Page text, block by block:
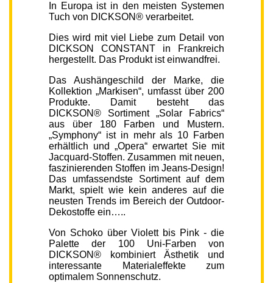
In Europa ist in den meisten Systemen
Tuch von DICKSON® verarbeitet.
Dies wird mit viel Liebe zum Detail von
DICKSON CONSTANT in Frankreich
hergestellt. Das Produkt ist einwandfrei.
Das Aushängeschild der Marke, die
Kollektion „Markisen“, umfasst über 200
Produkte. Damit besteht das
DICKSON® Sortiment „Solar Fabrics“
aus über 180 Farben und Mustern.
„Symphony“ ist in mehr als 10 Farben
erhältlich und „Opera“ erwartet Sie mit
Jacquard-Stoffen. Zusammen mit neuen,
faszinierenden Stoffen im Jeans-Design!
Das umfassendste Sortiment auf dem
Markt, spielt wie kein anderes auf die
neusten Trends im Bereich der Outdoor-
Dekostoffe ein…..
Von Schoko über Violett bis Pink - die
Palette der 100 Uni-Farben von
DICKSON® kombiniert Ästhetik und
interessante Materialeffekte zum
optimalem Sonnenschutz.